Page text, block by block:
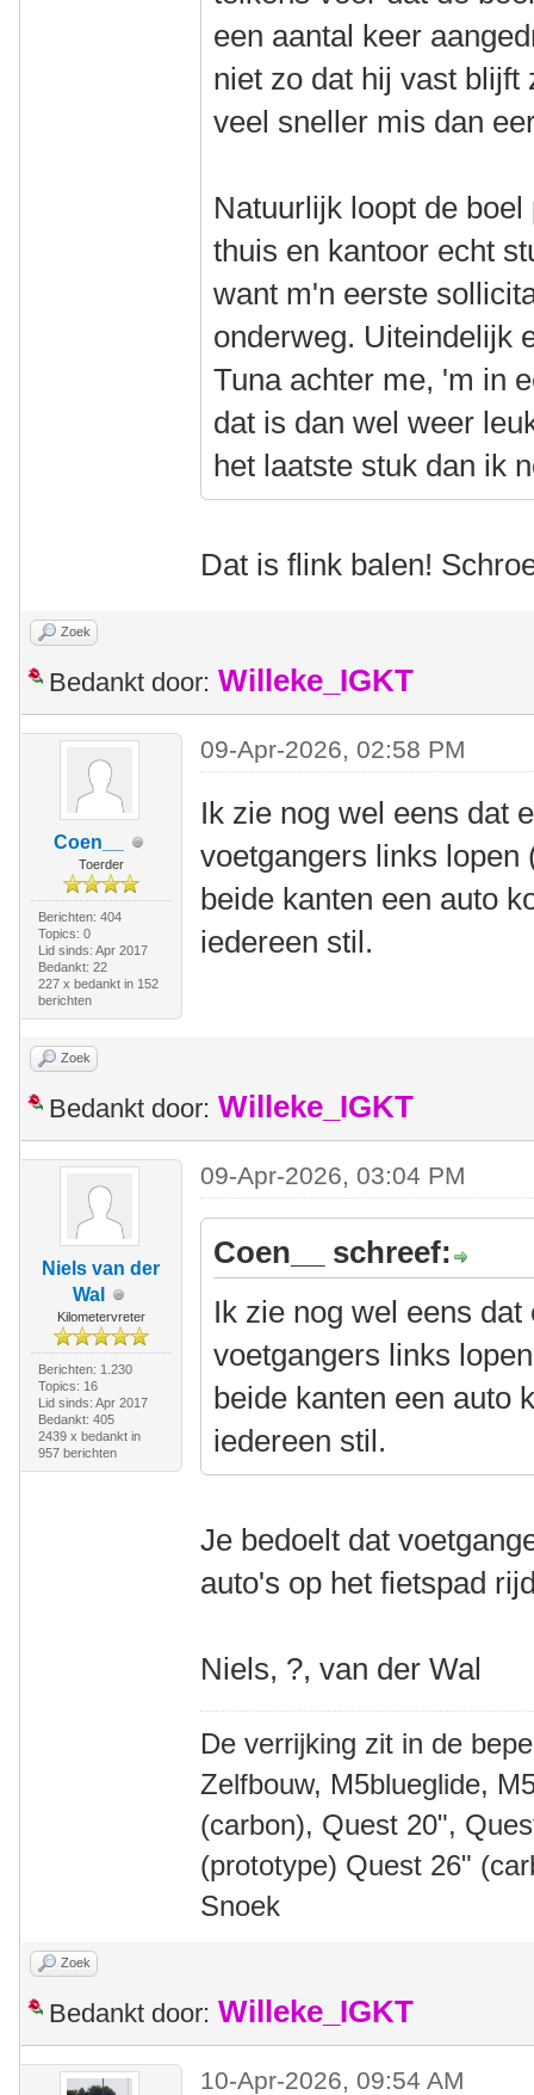
een aantal keer
niet zo dat hij vast blijft
veel sneller mis dan
Natuurlijk loopt de
thuis en kantoor echt
want m'n eerste
onderweg. Uiteindelijk
Tuna achter me, 'm in
dat is dan wel weer
het laatste stuk dan ik
Dat is flink balen!
Zoek
Bedankt door: Willeke_IGKT
Coen__
Toerder
Berichten: 404
Topics: 0
Lid sinds: Apr 2017
Bedankt: 22
227 x bedankt in 152
berichten
09-Apr-2026, 02:58 PM
Ik zie nog wel eens dat
voetgangers links
beide kanten een auto
iedereen stil.
Zoek
Bedankt door: Willeke_IGKT
Niels van der
Wal
Kilometervreter
Berichten: 1.230
Topics: 16
Lid sinds: Apr 2017
Bedankt: 405
2439 x bedankt in
957 berichten
09-Apr-2026, 03:04 PM
Coen__ schreef:
Ik zie nog wel eens
voetgangers links
beide kanten een auto
iedereen stil.
Je bedoelt dat
auto's op het fietspad
Niels, ?, van der Wal
De verrijking zit in de
Zelfbouw, M5blueglide,
(carbon), Quest 20",
(prototype) Quest 26"
Snoek
Zoek
Bedankt door: Willeke_IGKT
10-Apr-2026, 09:54 AM